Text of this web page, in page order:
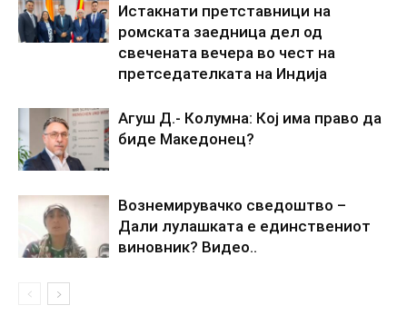
Истакнати претставници на
ромската заедница дел од
свечената вечера во чест на
претседателката на Индија
Агуш Д.- Колумна: Кој има право да
биде Македонец?
Вознемирувачко сведоштво –
Дали лулашката е единствениот
виновник? Видео..